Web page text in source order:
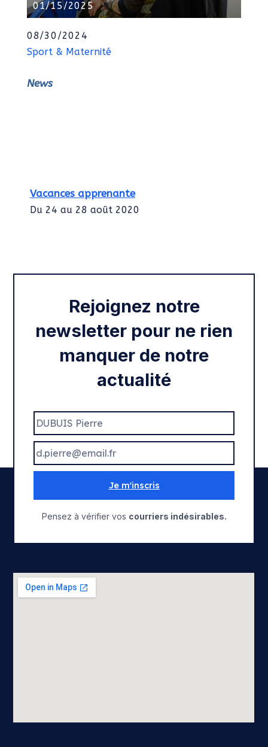
01/15/2025
08/30/2024
Sport & Maternité
News
Vacances apprenante
Du 24 au 28 août 2020
Rejoignez notre
newsletter pour ne rien
manquer de notre
actualité
Je m'inscris
Pensez à vérifier vos courriers indésirables.